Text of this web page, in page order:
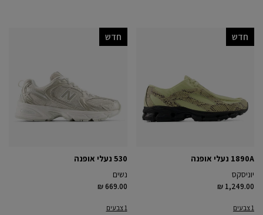
1890A נעלי אופנה
יוניסקס
₪ 1,249.00
1 צבעים
חדש
530 נעלי אופנה
נשים
₪ 669.00
1 צבעים
חדש